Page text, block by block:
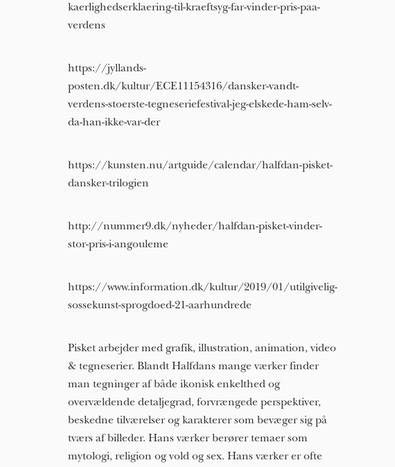
kaerlighedserklaering-til-kraeftsyg-far-vinder-pris-paa-
verdens
https://jyllands-
posten.dk/kultur/ECE11154316/dansker-vandt-
verdens-stoerste-tegneseriefestival-jeg-elskede-ham-selv-
da-han-ikke-var-der
https://kunsten.nu/artguide/calendar/halfdan-pisket-
dansker-trilogien
http://nummer9.dk/nyheder/halfdan-pisket-vinder-
stor-pris-i-angouleme
https://www.information.dk/kultur/2019/01/utilgivelig-
sossekunst-sprogdoed-21-aarhundrede
Pisket arbejder med grafik, illustration, animation, video
& tegneserier. Blandt Halfdans mange værker finder
man tegninger af både ikonisk enkelthed og
overvældende detaljegrad, forvrængede perspektiver,
beskedne tilværelser og karakterer som bevæger sig på
tværs af billeder. Hans værker berører temaer som
mytologi, religion og vold og sex. Hans værker er ofte